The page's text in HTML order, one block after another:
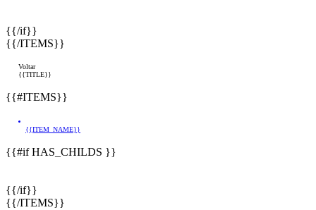
{{/if}}
{{/ITEMS}}
Voltar
{{TITLE}}
{{#ITEMS}}
{{ITEM_NAME}}
{{#if HAS_CHILDS }}
{{/if}}
{{/ITEMS}}